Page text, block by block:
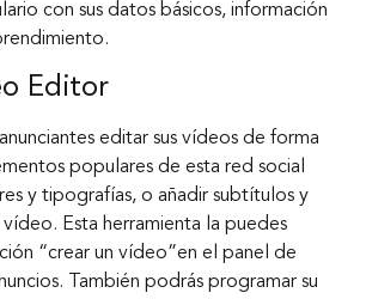
con sus datos básicos, información
Editor
editar sus vídeos de forma
populares de esta red social
y tipografías, o añadir subtítulos y
Esta herramienta la puedes
“crear un vídeo”en el panel de
También podrás programar su